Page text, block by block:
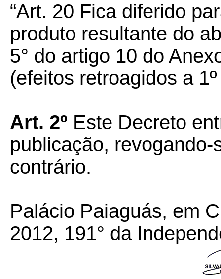
“Art. 20 Fica diferido
produto resultante do
5° do artigo 10 do
(efeitos retroagidos a
Art. 2º Este Decreto
publicação,
contrário.
Palácio Paiaguás, em
2012, 191° da